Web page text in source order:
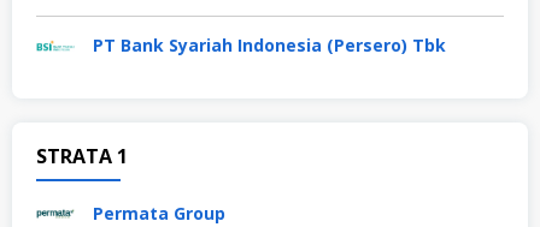
PT Bank Syariah Indonesia (Persero) Tbk
STRATA 1
Permata Group